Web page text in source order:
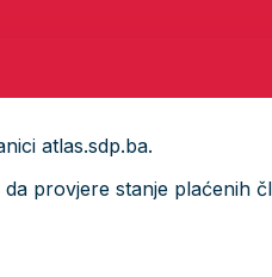
atlas.sdp.ba.
provjere stanje plaćenih